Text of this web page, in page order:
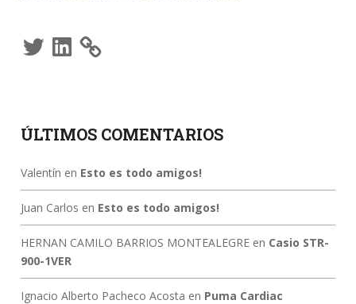
TwitterLinkedIn
ÚLTIMOS COMENTARIOS
Valentín en Esto es todo amigos!
Juan Carlos en Esto es todo amigos!
HERNAN CAMILO BARRIOS MONTEALEGREen Casio STR-
900-1VER
Ignacio Alberto Pacheco Acosta en Puma Cardiac